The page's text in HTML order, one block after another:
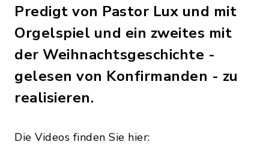
Predigt von Pastor Lux und mit
Orgelspiel und ein zweites mit
der Weihnachtsgeschichte -
gelesen von Konfirmanden - zu
realisieren.
Die Videos finden Sie hier: